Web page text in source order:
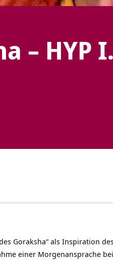
– HYP
Goraksha“ als Inspiration
einer Morgenansprache bei